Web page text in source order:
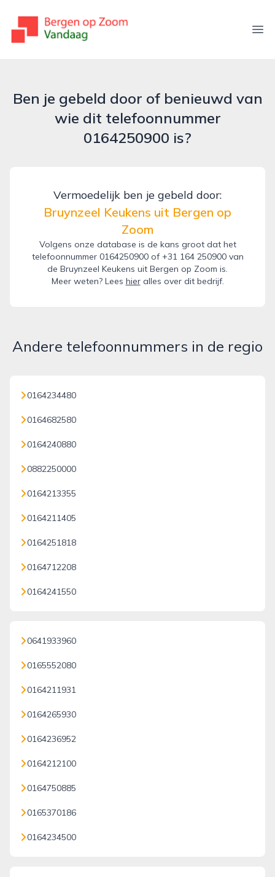
bergenopzoomvandaag.nl
Ben je gebeld door of benieuwd van
wie dit telefoonnummer
0164250900 is?
Vermoedelijk ben je gebeld door:
Bruynzeel Keukens uit Bergen op
Zoom
Volgens onze database is de kans groot dat het
telefoonnummer 0164250900 of +31 164 250900 van
de Bruynzeel Keukens uit Bergen op Zoom is.
Meer weten? Lees hieralles over dit bedrijf.
Andere telefoonnummers in de regio
0164234480
0164682580
0164240880
0882250000
0164213355
0164211405
0164251818
0164712208
0164241550
0641933960
0165552080
0164211931
0164265930
0164236952
0164212100
0164750885
0165370186
0164234500